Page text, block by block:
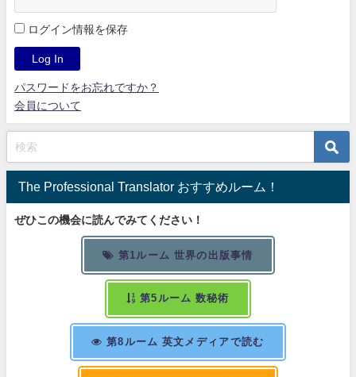
ログイン情報を保存
パスワードをお忘れですか？
会員について
The Professional Translator おすすめルーム！
ぜひこの機会に読んでみてください！
第1ルーム 世界の出版事情
第5ルーム 数秘術
第8ルーム 英文メディアで読む